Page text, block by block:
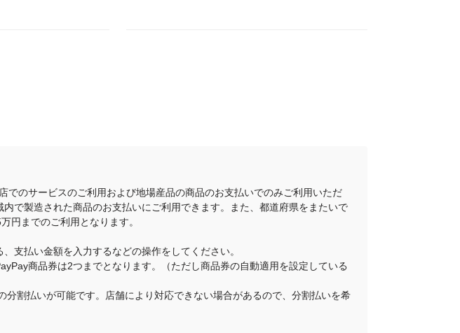
のサービスのご利用および地場産品の商品のお支払いでのみご利用いただ
で製造された商品のお支払いにご利用できます。また、都道府県をまたいで
円までのご利用となります。
支払い金額を入力するなどの操作をしてください。
商品券は2つまでとなります。（ただし商品券の自動適用を設定している
割払いが可能です。店舗により対応できない場合があるので、分割払いを希